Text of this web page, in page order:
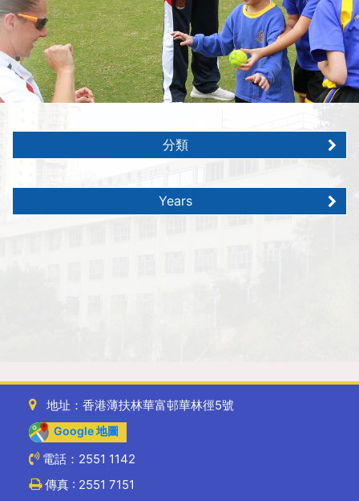
分類
Years
地址：香港薄扶林華富邨華林徑5號
Google 地圖
電話：2551 1142
傳真 : 2551 7151